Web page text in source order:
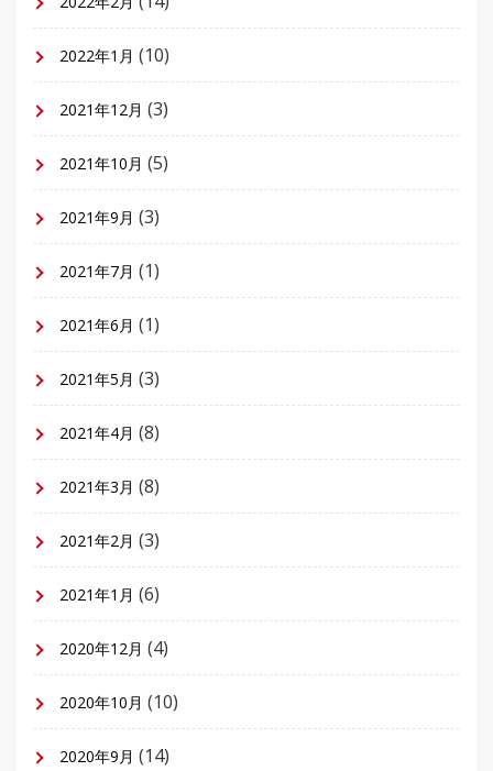
2022年1月 (10)
2021年12月 (3)
2021年10月 (5)
2021年9月 (3)
2021年7月 (1)
2021年6月 (1)
2021年5月 (3)
2021年4月 (8)
2021年3月 (8)
2021年2月 (3)
2021年1月 (6)
2020年12月 (4)
2020年10月 (10)
2020年9月 (14)